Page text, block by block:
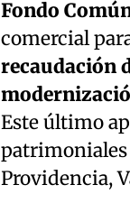
Fondo
comercial
recaudación
Este último
patrimoniales
Providencia,